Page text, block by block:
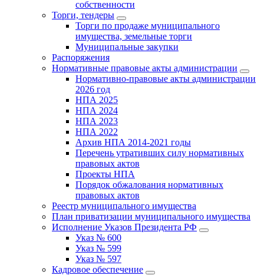
собственности
Торги, тендеры
Торги по продаже муниципального
имущества, земельные торги
Муниципальные закупки
Распоряжения
Нормативные правовые акты администрации
Нормативно-правовые акты администрации
2026 год
НПА 2025
НПА 2024
НПА 2023
НПА 2022
Архив НПА 2014-2021 годы
Перечень утративших силу нормативных
правовых актов
Проекты НПА
Порядок обжалования нормативных
правовых актов
Реестр муниципального имущества
План приватизации муниципального имущества
Исполнение Указов Президента РФ
Указ № 600
Указ № 599
Указ № 597
Кадровое обеспечение